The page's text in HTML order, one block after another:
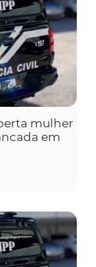
mulher
em